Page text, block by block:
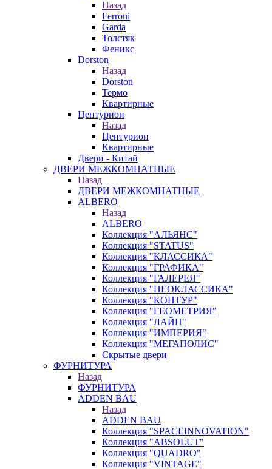
Назад
Ferroni
Garda
Толстяк
Феникс
Dorston
Назад
Dorston
Термо
Квартирные
Центурион
Назад
Центурион
Квартирные
Двери - Китай
ДВЕРИ МЕЖКОМНАТНЫЕ
Назад
ДВЕРИ МЕЖКОМНАТНЫЕ
ALBERO
Назад
ALBERO
Коллекция "АЛЬЯНС"
Коллекция "STATUS"
Коллекция "КЛАССИКА"
Коллекция "ГРАФИКА"
Коллекция "ГАЛЕРЕЯ"
Коллекция "НЕОКЛАССИКА"
Коллекция "КОНТУР"
Коллекция "ГЕОМЕТРИЯ"
Коллекция "ЛАЙН"
Коллекция "ИМПЕРИЯ"
Коллекция "МЕГАПОЛИС"
Скрытые двери
ФУРНИТУРА
Назад
ФУРНИТУРА
ADDEN BAU
Назад
ADDEN BAU
Коллекция "SPACEINNOVATION"
Коллекция "ABSOLUT"
Коллекция "QUADRO"
Коллекция "VINTAGE"